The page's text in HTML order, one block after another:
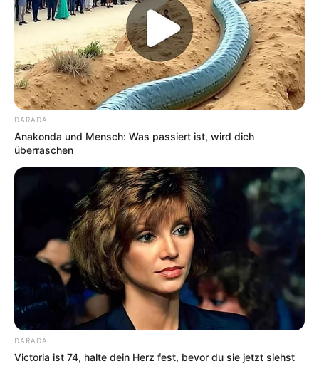
DARADA
Anakonda und Mensch: Was passiert ist, wird dich
überraschen
DARADA
Victoria ist 74, halte dein Herz fest, bevor du sie jetzt siehst